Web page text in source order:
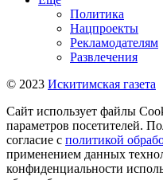
Политика
Нацпроекты
Рекламодателям
Развлечения
© 2023 Искитимская газета
Сайт использует файлы
параметров посетителей.
согласие с политикой
применением данных
конфиденциальности